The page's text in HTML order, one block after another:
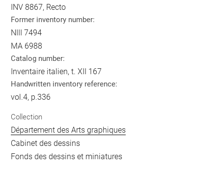
INV 8867, Recto
Former inventory number:
NIII 7494
MA 6988
Catalog number:
Inventaire italien, t. XII 167
Handwritten inventory reference:
vol.4, p.336
Collection
Département des Arts graphiques
Cabinet des dessins
Fonds des dessins et miniatures